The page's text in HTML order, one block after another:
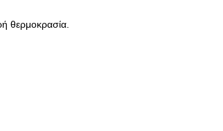
θερμοκρασία.